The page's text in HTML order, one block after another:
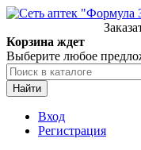
Корзина ждет
Выберите любое
Найти
Вход
Регистрация